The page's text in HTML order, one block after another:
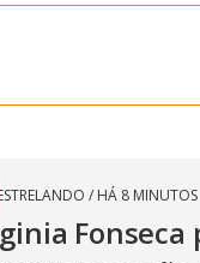
/ HÁ 8 MINUTOS
Fonseca